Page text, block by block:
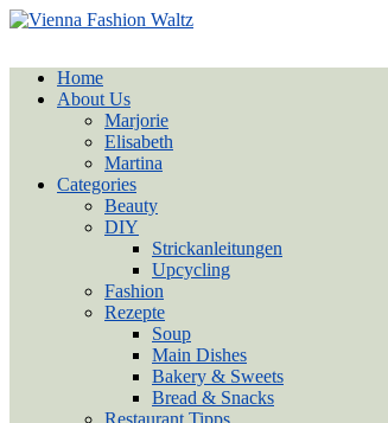
Home
About Us
Marjorie
Elisabeth
Martina
Categories
Beauty
DIY
Strickanleitungen
Upcycling
Fashion
Rezepte
Soup
Main Dishes
Bakery & Sweets
Bread & Snacks
Restaurant Tipps